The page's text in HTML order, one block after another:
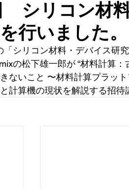
シリコン材
行いました。
「シリコン材料・デバイス研
の松下雄一郎が “材料計算
ないこと 〜材料計算プラッ
計算機の現状を解説する招待